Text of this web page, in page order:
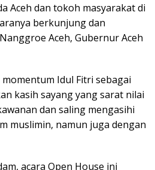
Aceh dan tokoh masyarakat di
berkunjung dan
Aceh, Gubernur Aceh
Idul Fitri sebagai
kasih sayang yang sarat nilai
dan saling mengasihi
muslimin, namun juga dengan
acara Open House ini